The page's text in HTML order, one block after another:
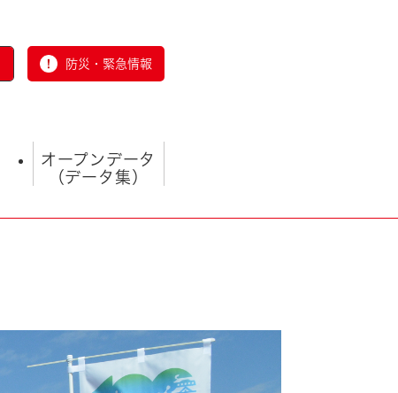
防災・緊急情報
オープンデータ
（データ集）